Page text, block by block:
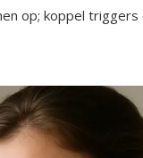
op; koppel triggers